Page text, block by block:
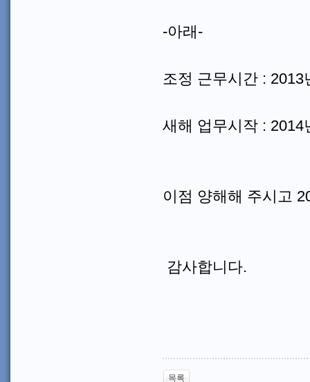
-아래-
조정 근무시간 : 2013
새해 업무시작 : 2014
이점 양해해 주시고
감사합니다.
목록